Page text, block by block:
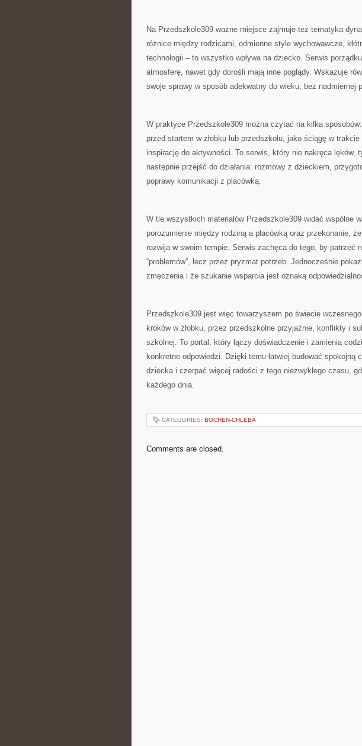
Na Przedszkole309 ważne miejsce zajmuje też tematyka
różnice między rodzicami, odmienne style wychowawcze,
technologii – to wszystko wpływa na dziecko. Serwis
atmosferę, nawet gdy dorośli mają inne poglądy. Wskazuje
swoje sprawy w sposób adekwatny do wieku, bez nadmiernej
W praktyce Przedszkole309 można czytać na kilka
przed startem w żłobku lub przedszkolu, jako ściągę w
inspirację do aktywności. To serwis, który nie nakręca lęków,
następnie przejść do działania: rozmowy z dzieckiem,
poprawy komunikacji z placówką.
W tle wszystkich materiałów Przedszkole309 widać wspólne
porozumienie między rodziną a placówką oraz przekonanie,
rozwija w swoim tempie. Serwis zachęca do tego, by patrzeć
“problemów”, lecz przez pryzmat potrzeb. Jednocześnie
zmęczenia i że szukanie wsparcia jest oznaką
Przedszkole309 jest więc towarzyszem po świecie
kroków w żłobku, przez przedszkolne przyjaźnie, konflikty i
szkolnej. To portal, który łączy doświadczenie i zamienia
konkretne odpowiedzi. Dzięki temu łatwiej budować spokojną
dziecka i czerpać więcej radości z tego niezwykłego czasu,
każdego dnia.
CATEGORIES: BOCHEN-CHLEBA
Comments are closed.